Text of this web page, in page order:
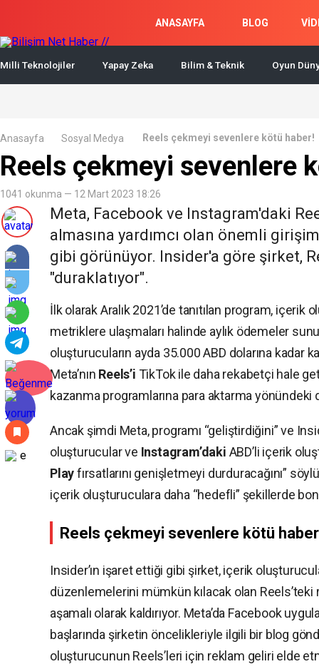
ANASAYFA BLOG
Milli Teknolojiler Yapay Zeka Bilim & Teknik Oyun
Anasayfa Sosyal Medya Reels çekmeyi sevenlere kötü haber!
Reels çekmeyi sevenlere
1041 okunma — 12 Mart 2023 18:26
Meta, Facebook ve Instagram'daki
almasına yardımcı olan önemli
gibi görünüyor. Insider'a göre şirket,
"duraklatıyor".
İlk olarak Aralık 2021’de tanıtılan program,
metriklere ulaşmaları halinde aylık ödemeler
oluşturucuların ayda 35.000 ABD dolarına kadar
Meta’nın Reels’i TikTok ile daha rekabetçi hale
kazanma programlarına para aktarma yönündeki
Ancak şimdi Meta, programı “geliştirdiğini” ve
oluşturucular ve Instagram’daki ABD’li içerik
Playfırsatlarını genişletmeyi durduracağını”
içerik oluşturuculara daha “hedefli” şekillerde
Reels çekmeyi sevenlere kötü
Insider’ın işaret ettiği gibi şirket, içerik
düzenlemelerini mümkün kılacak olan
aşamalı olarak kaldırıyor. Meta’da Facebook
başlarında şirketin öncelikleriyle ilgili bir blog
oluşturucunun Reels’leri için reklam geliri elde